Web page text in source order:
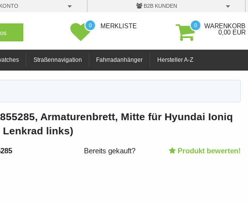
B2B KUNDEN
0 MERKLISTE 0
WARENKORB
0,00 EUR
Straßennavigation Fahrradanhänger Hersteller A-Z
Armaturenbrett, Mitte für Hyundai Ioniq
Lenkrad links)
Bereits gekauft? Produkt bewerten!